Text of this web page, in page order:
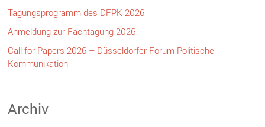
Tagungsprogramm des DFPK 2026
Anmeldung zur Fachtagung 2026
Call for Papers 2026 – Düsseldorfer Forum Politische
Kommunikation
Archiv